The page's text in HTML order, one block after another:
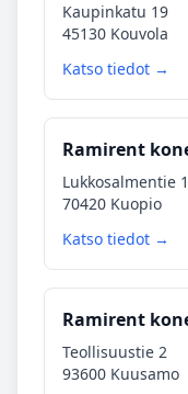
Kaupinkatu 19
45130 Kouvola
Katso tiedot →
Ramirent
Lukkosalmentie
70420 Kuopio
Katso tiedot →
Ramirent
Teollisuustie 2
93600 Kuusamo